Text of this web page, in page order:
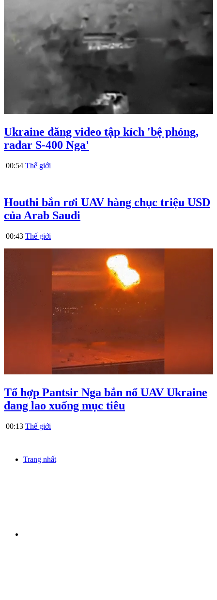
Ukraine đăng video tập kích 'bệ phóng,
radar S-400 Nga'
00:54 Thế giới
Houthi bắn rơi UAV hàng chục triệu USD
của Arab Saudi
00:43 Thế giới
Tổ hợp Pantsir Nga bắn nổ UAV Ukraine
đang lao xuống mục tiêu
00:13 Thế giới
Trang nhất